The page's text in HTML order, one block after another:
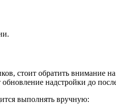
стоит обратить внимание
надстройки до
выполнять вручную: